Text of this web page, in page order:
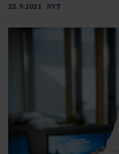
22.9.2021 NYT